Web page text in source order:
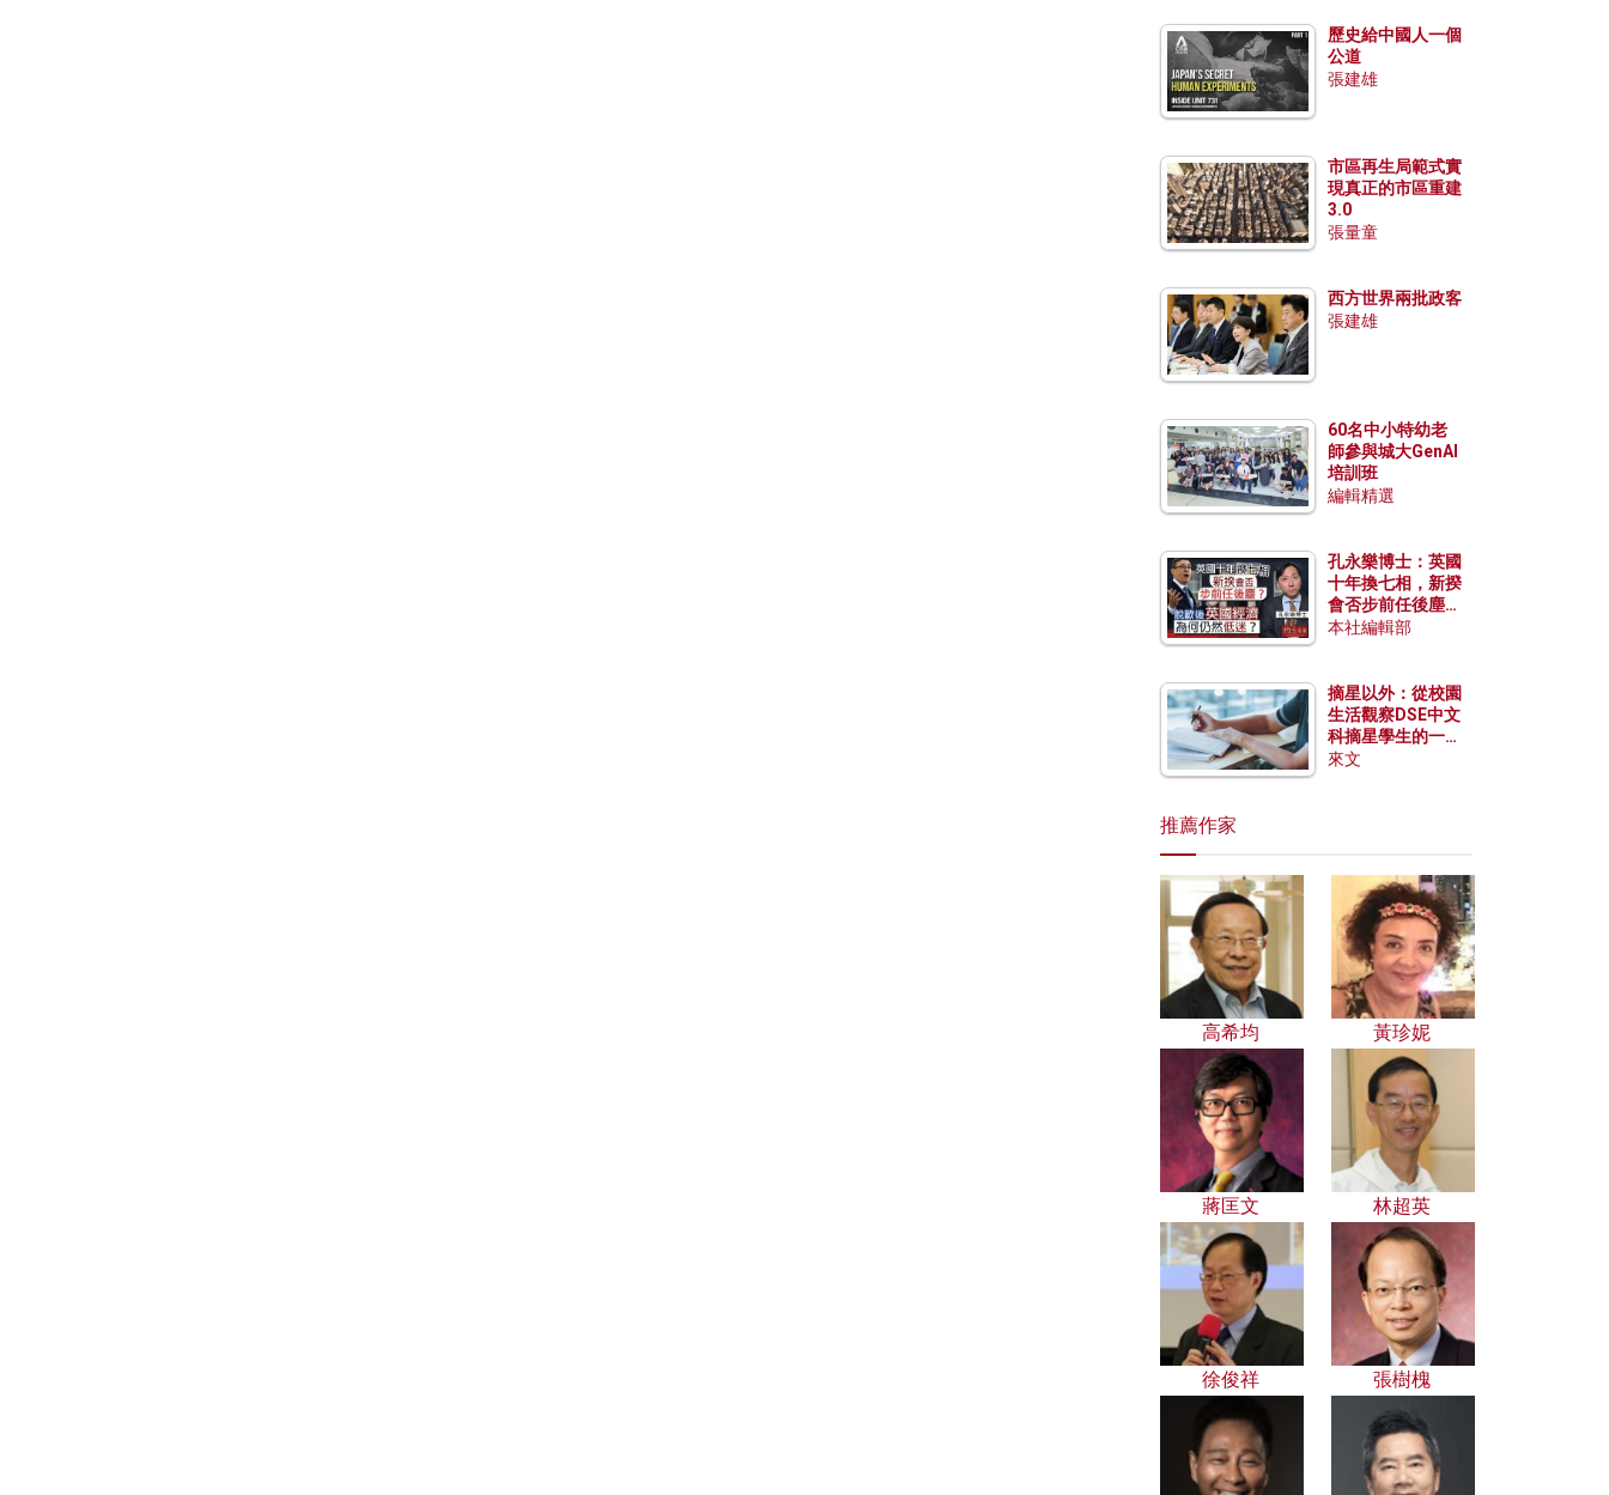
歷史給中國人一個
公道
張建雄
市區再生局範式實
現真正的市區重建
3.0
張量童
西方世界兩批政客
張建雄
60名中小特幼老
師參與城大GenAI
培訓班
編輯精選
孔永樂博士：英國
十年換七相，新揆
會否步前任後塵？
脫歐後英國經濟為
本社編輯部
摘星以外：從校園
生活觀察DSE中文
科摘星學生的一點
特質
來文
推薦作家
高希均 黃珍妮
蔣匡文 林超英
徐俊祥 張樹槐